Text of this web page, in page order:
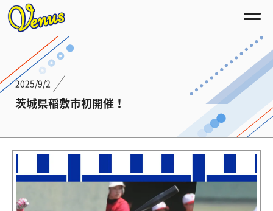
2025/9/2
茨城県稲敷市初開催！